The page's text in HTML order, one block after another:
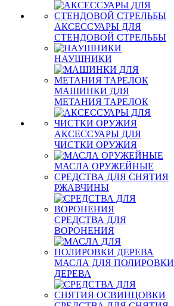
АКСЕССУАРЫ ДЛЯ
СТЕНДОВОЙ СТРЕЛЬБЫ
НАУШНИКИ
МАШИНКИ ДЛЯ
МЕТАНИЯ ТАРЕЛОК
АКСЕССУАРЫ ДЛЯ
ЧИСТКИ ОРУЖИЯ
МАСЛА ОРУЖЕЙНЫЕ
СРЕДСТВА ДЛЯ СНЯТИЯ
РЖАВЧИНЫ
СРЕДСТВА ДЛЯ
ВОРОНЕНИЯ
МАСЛА ДЛЯ ПОЛИРОВКИ
ДЕРЕВА